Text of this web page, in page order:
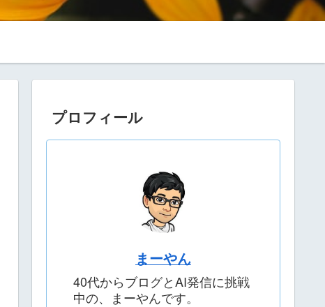
プロフィール
まーやん
40代からブログとAI発信に挑戦
中の、まーやんです。